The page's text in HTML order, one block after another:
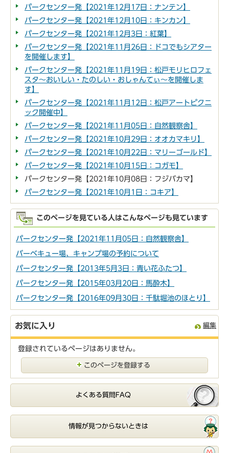
パークセンター発【2021年12月17日：ナンテン】
パークセンター発【2021年12月10日：キンカン】
パークセンター発【2021年12月3日：紅葉】
パークセンター発【2021年11月26日：ドコでもシアター
を開催します】
パークセンター発【2021年11月19日：松戸モリヒロフェ
スタ～おいしい・たのしい・おしゃんてぃ～を開催しま
す】
パークセンター発【2021年11月12日：松戸アートピクニ
ック開催中】
パークセンター発【2021年11月05日：自然観察舎】
パークセンター発【2021年10月29日：オオカマキリ】
パークセンター発【2021年10月22日：マリーゴールド】
パークセンター発【2021年10月15日：コガモ】
パークセンター発【2021年10月08日：フジバカマ】
パークセンター発【2021年10月1日：コキア】
このページを見ている人はこんなページも見ています
パークセンター発【2021年11月05日：自然観察舎】
バーベキュー場、キャンプ場の予約について
パークセンター発【2013年5月3日：青い花ふたつ】
パークセンター発【2015年03月20日：馬酔木】
パークセンター発【2016年09月30日：千駄堀池のほとり】
お気に入り 編集
登録されているページはありません。
このページを登録する
よくある質問FAQ
情報が見つからないときは